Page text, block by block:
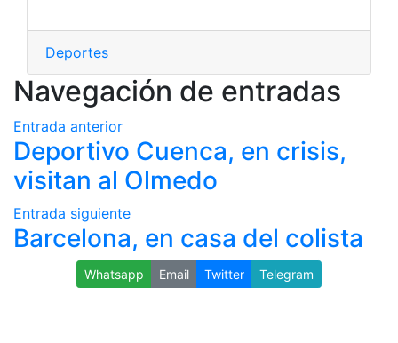
Deportes
Navegación de entradas
Entrada anterior
Deportivo Cuenca, en crisis,
visitan al Olmedo
Entrada siguiente
Barcelona, en casa del colista
Whatsapp Email Twitter Telegram